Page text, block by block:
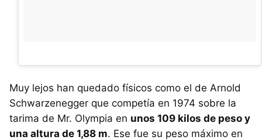
Muy lejos han quedado físicos como el de Arnold
Schwarzenegger que competía en 1974 sobre la
tarima de Mr. Olympia en unos 109 kilos de peso y
una altura de 1,88 m. Ese fue su peso máximo en